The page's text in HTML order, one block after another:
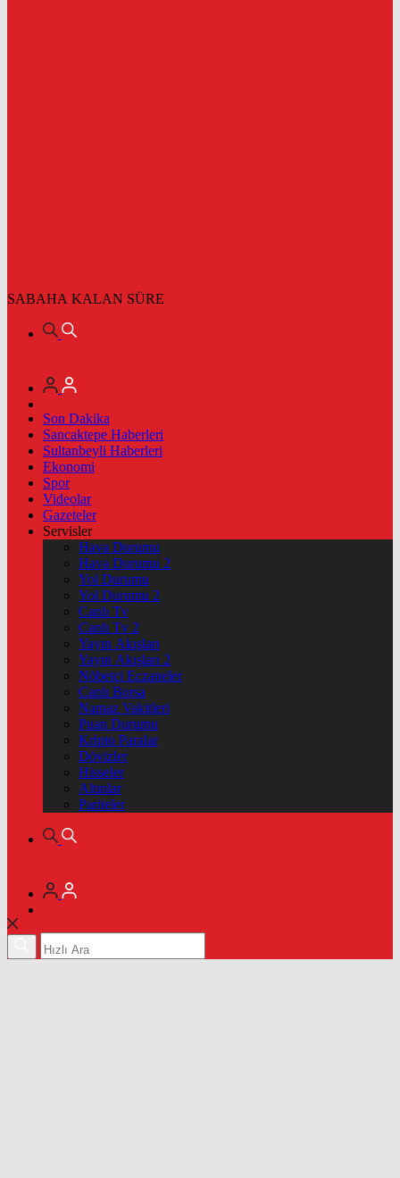
SABAHA KALAN SÜRE
Son Dakika
Sancaktepe Haberleri
Sultanbeyli Haberleri
Ekonomi
Spor
Videolar
Gazeteler
Servisler
Hava Durumu
Hava Durumu 2
Yol Durumu
Yol Durumu 2
Canlı Tv
Canlı Tv 2
Yayın Akışları
Yayın Akışları 2
Nöbetçi Eczaneler
Canlı Borsa
Namaz Vakitleri
Puan Durumu
Kripto Paralar
Dövizler
Hisseler
Altınlar
Pariteler